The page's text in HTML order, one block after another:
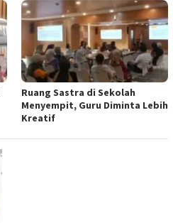
Ruang Sastra di Sekolah
Menyempit, Guru Diminta Lebih
Kreatif